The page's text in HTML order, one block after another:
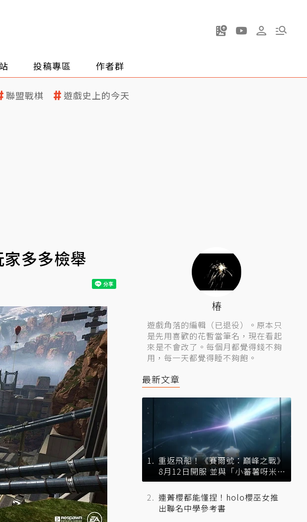
投稿專區 作者群
聯盟戰棋 遊戲史上的今天
家多多檢舉
椿
遊戲角落的編輯（已退役）。原本只
是先用喜歡的花暫當筆名，現在看起
來是不會改了。每個月都覺得錢不夠
用，每一天都覺得睡不夠飽。
最新文章
重返飛船！《賽爾號：巔峰之戰》
8月12日開服 並與「小蕃薯呀米」
展開聯動
連菁櫻都能懂捏！holo櫻巫女推
出聯名中學參考書